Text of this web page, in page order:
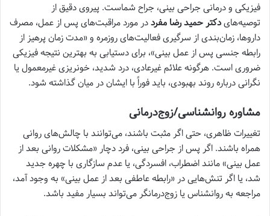
فیزیکی و درمانی جراحی بینی، جراح شماست. پیروی دقیق از
توصیه‌هایدکتر حمید رضا مفرددر مورد مراقبت‌های پس از عمل، مصرف
داروها، زمان‌بندی از سرگیری فعالیت‌های روزمره و «مدت زمان پرهیز از
رابطه جنسی پس از عمل بینی»، برای دستیابی به بهترین نتیجه فیزیکی
ضروری است. هرگونه علائم غیرعادی، درد شدید، خونریزی غیرمعمول یا
نگرانی درباره روند بهبودی، باید فوراً با ایشان در میان گذاشته شود.
مشاوره روانشناسی/زوج‌درمانی
تغییرات ظاهری، حتی اگر مثبت باشند، می‌توانند با چالش‌های روانی
همراه باشند. اگر پس از جراحی بینی، فرد دچار «مشکلات روانی بعد از
عمل بینی» مانند اضطراب، افسردگی، یا عدم سازگاری با چهره جدید
شد، یا اگر تنش‌هایی در «رابطه عاطفی بعد از عمل بینی» به وجود آمد،
مراجعه به روانشناس یا زوج‌درمانگر می‌تواند بسیار مفید باشد.